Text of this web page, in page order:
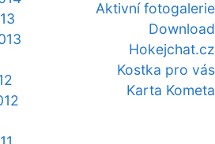
Aktivní fotogalerie
Download
Hokejchat.cz
Kostka pro vás
Karta Kometa